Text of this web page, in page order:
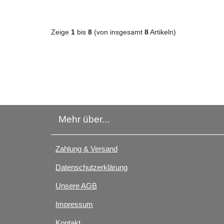
Zeige 1 bis 8 (von insgesamt 8 Artikeln)
Mehr über...
Zahlung & Versand
Datenschutzerklärung
Unsere AGB
Impressum